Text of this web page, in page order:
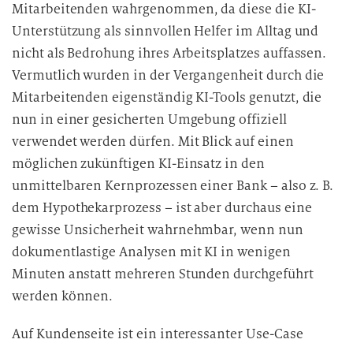
Mitarbeitenden wahrgenommen, da diese die KI-
Unterstützung als sinnvollen Helfer im Alltag und
nicht als Bedrohung ihres Arbeitsplatzes auffassen.
Vermutlich wurden in der Vergangenheit durch die
Mitarbeitenden eigenständig KI-Tools genutzt, die
nun in einer gesicherten Umgebung offiziell
verwendet werden dürfen. Mit Blick auf einen
möglichen zukünftigen KI-Einsatz in den
unmittelbaren Kernprozessen einer Bank – also z. B.
dem Hypothekarprozess – ist aber durchaus eine
gewisse Unsicherheit wahrnehmbar, wenn nun
dokumentlastige Analysen mit KI in wenigen
Minuten anstatt mehreren Stunden durchgeführt
werden können.
Auf Kundenseite ist ein interessanter Use-Case